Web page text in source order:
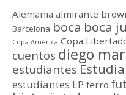
Alemania almirante
Barcelona boca boca
Copa América Copa
cuentos diego
estudiantes
estudiantes LP ferro